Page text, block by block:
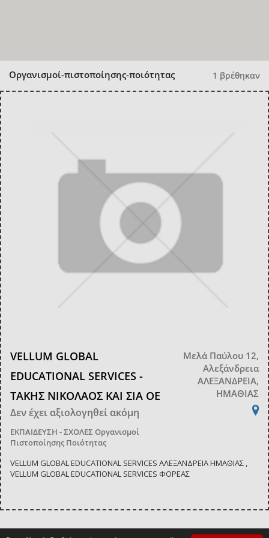
Οργανισμοί-πιστοποίησης-ποιότητας 1 βρέθηκαν
VELLUM GLOBAL
EDUCATIONAL SERVICES -
ΤΑΚΗΣ ΝΙΚΟΛΑΟΣ ΚΑΙ ΣΙΑ ΟΕ
Δεν έχει αξιολογηθεί ακόμη
ΕΚΠΑΙΔΕΥΣΗ - ΣΧΟΛΕΣ Οργανισμοί
Πιστοποίησης Ποιότητας
Μελά Παύλου 12,
Αλεξάνδρεια
ΑΛΕΞΑΝΔΡΕΙΑ,
ΗΜΑΘΙΑΣ
VELLUM GLOBAL EDUCATIONAL SERVICES ΑΛΕΞΑΝΔΡΕΙΑ ΗΜΑΘΙΑΣ ,
VELLUM GLOBAL EDUCATIONAL SERVICES ΦΟΡΕΑΣ